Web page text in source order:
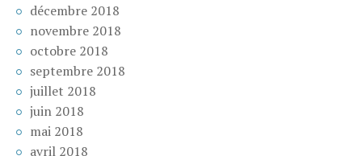
décembre 2018
novembre 2018
octobre 2018
septembre 2018
juillet 2018
juin 2018
mai 2018
avril 2018